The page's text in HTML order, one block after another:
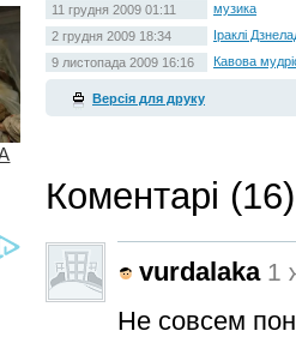
11 грудня 2009 01:11
музика
2 грудня 2009 18:34
Іраклі
9 листопада 2009 16:16
Кавова
Версія для друку
Коментарі (16)
vurdalaka 1
Не совсем